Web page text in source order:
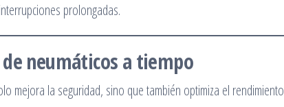
prolongadas.
neumáticos a tiempo
mejora la seguridad, sino que también optimiza el rendimiento